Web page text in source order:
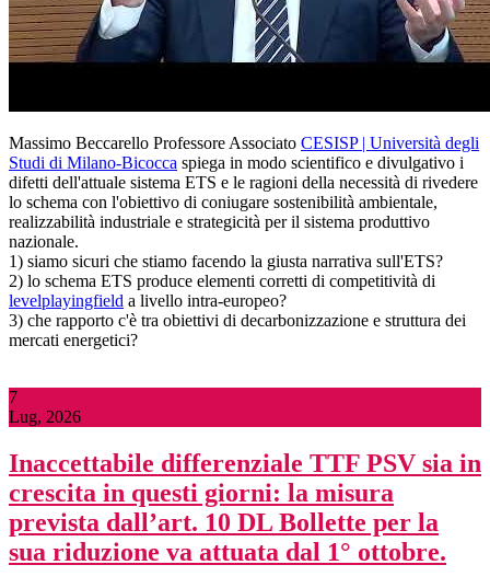
Massimo Beccarello Professore Associato CESISP | Università degli
Studi di Milano-Bicocca spiega in modo scientifico e divulgativo i
difetti dell'attuale sistema ETS e le ragioni della necessità di rivedere
lo schema con l'obiettivo di coniugare sostenibilità ambientale,
realizzabilità industriale e strategicità per il sistema produttivo
nazionale.
1) siamo sicuri che stiamo facendo la giusta narrativa sull'ETS?
2) lo schema ETS produce elementi corretti di competitività di
levelplayingfield a livello intra-europeo?
3) che rapporto c'è tra obiettivi di decarbonizzazione e struttura dei
mercati energetici?
7
Lug, 2026
Inaccettabile differenziale TTF PSV sia in
crescita in questi giorni: la misura
prevista dall’art. 10 DL Bollette per la
sua riduzione va attuata dal 1° ottobre.